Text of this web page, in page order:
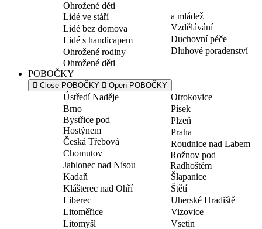
Ohrožené děti
Lidé ve stáří
Lidé bez domova
Lidé s handicapem
Ohrožené rodiny
Ohrožené děti
a mládež
Vzdělávání
Duchovní péče
Dluhové poradenství
POBOČKY
Close POBOČKY Open POBOČKY
Ústředí Naděje
Brno
Bystřice pod
Hostýnem
Česká Třebová
Chomutov
Jablonec nad Nisou
Kadaň
Klášterec nad Ohří
Liberec
Litoměřice
Litomyšl
Otrokovice
Písek
Plzeň
Praha
Roudnice nad Labem
Rožnov pod
Radhoštěm
Šlapanice
Štětí
Uherské Hradiště
Vizovice
Vsetín